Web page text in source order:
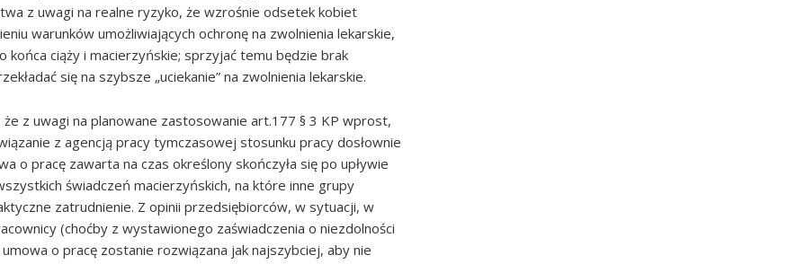
z uwagi na realne ryzyko, że wzrośnie odsetek kobiet
warunków umożliwiających ochronę na zwolnienia lekarskie,
ciąży i macierzyńskie; sprzyjać temu będzie brak
się na szybsze „uciekanie” na zwolnienia lekarskie.
z uwagi na planowane zastosowanie art.177 § 3 KP wprost,
z agencją pracy tymczasowej stosunku pracy dosłownie
o pracę zawarta na czas określony skończyła się po upływie
świadczeń macierzyńskich, na które inne grupy
zatrudnienie. Z opinii przedsiębiorców, w sytuacji, w
(choćby z wystawionego zaświadczenia o niezdolności
o pracę zostanie rozwiązana jak najszybciej, aby nie